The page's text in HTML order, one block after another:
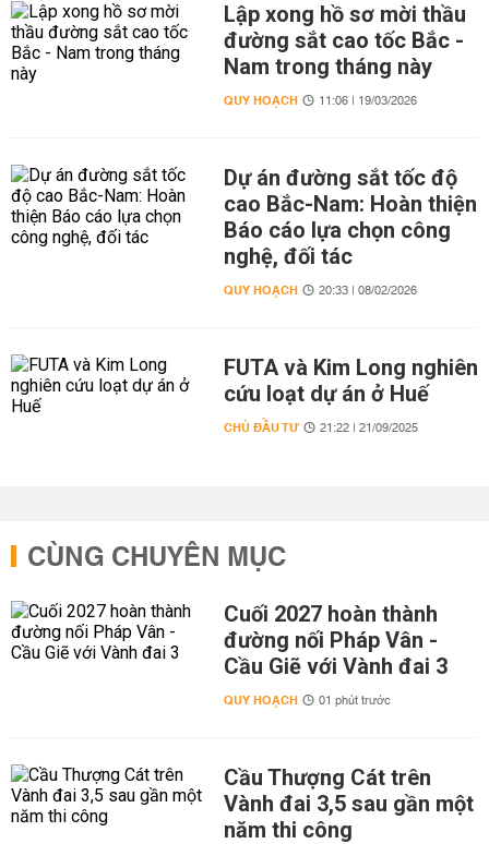
Lập xong hồ sơ mời thầu
đường sắt cao tốc Bắc -
Nam trong tháng này
QUY HOẠCH 11:06 | 19/03/2026
Dự án đường sắt tốc độ
cao Bắc-Nam: Hoàn thiện
Báo cáo lựa chọn công
nghệ, đối tác
QUY HOẠCH 20:33 | 08/02/2026
FUTA và Kim Long nghiên
cứu loạt dự án ở Huế
CHỦ ĐẦU TƯ 21:22 | 21/09/2025
CÙNG CHUYÊN MỤC
Cuối 2027 hoàn thành
đường nối Pháp Vân -
Cầu Giẽ với Vành đai 3
QUY HOẠCH 01 phút trước
Cầu Thượng Cát trên
Vành đai 3,5 sau gần một
năm thi công